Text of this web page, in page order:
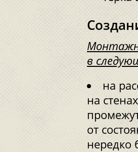
в
на
на
от
нередко